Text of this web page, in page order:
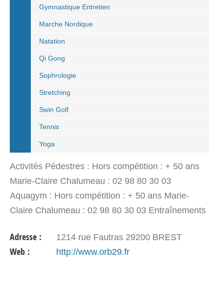
Gymnastique Entretien
Marche Nordique
Natation
Qi Gong
Sophrologie
Stretching
Swin Golf
Tennis
Yoga
Activités Pédestres : Hors compétition : + 50 ans
Marie-Claire Chalumeau : 02 98 80 30 03
Aquagym : Hors compétition : + 50 ans Marie-
Claire Chalumeau : 02 98 80 30 03 Entraînements
Gymnastique Entretien :…
Adresse : 1214 rue Fautras 29200 BREST
Web : http://www.orb29.fr